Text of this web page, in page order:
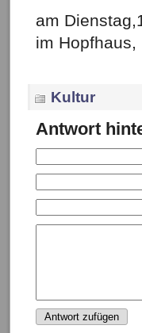
am
im
Kultur
Antwort